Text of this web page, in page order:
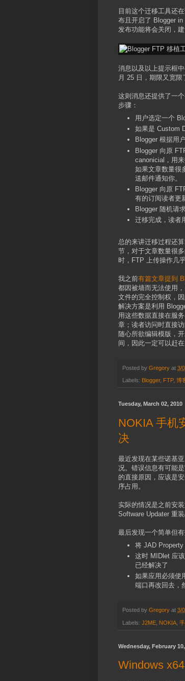
目前这个迁移工具还
布且开启了 Blogger
发布功能将会关闭，
消息以及以上提示框
月 25 日，期限又宽限
这则消息还提供了一
步骤：
用户选定一个
如果是 Custom
Blogger 根据用
Blogger 向原
canonicial，用
如果文章数量很
送邮件通知你。
Blogger 向原
有的订阅读者更
Blogger 随机请
迁移完成，读者
总的来讲迁移过程还
节，对于文章数量很
时，FTP 上传操作几
我之前有篇文章提到
都因被墙而无法使用
文件的完全控制权，
解决方案是利用
用这些数据直接在服
章；读者访问时直接
随心所欲编辑模版，
间，因此一定可以赶
Posted by Gregory at 3/
Labels: Blogger, FTP, 博
Tuesday, March 02, 2010
NOKIA 手机
决
最近发现在某些诺基
况。错误信息有可能
的直接原因，应该是
序占用。
实际的情况是之前安
Software Updater 重
最后发现一个简单但
将 JAD
这时 MIDlet 应
已经解决了
如果应用必须使
端口再改回去，
Posted by Gregory at 3/
Labels: J2ME NOKIA
Wednesday, February
Windows